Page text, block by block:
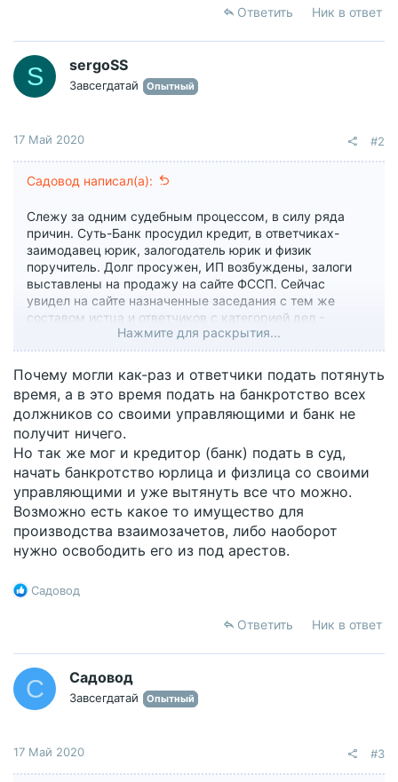
Ответить Ник в ответ
S sergoSS
Завсегдатай Опытный
17 Май 2020 #2
Садовод написал(а):
Слежу за одним судебным процессом, в силу ряда
причин. Суть-Банк просудил кредит, в ответчиках-
заимодавец юрик, залогодатель юрик и физик
поручитель. Долг просужен, ИП возбуждены, залоги
выставлены на продажу на сайте ФССП. Сейчас
увидел на сайте назначенные заседания с тем же
составом истца и ответчиков с категорией дел -
1."Заявление о приостановлении исполнительного
производства",-2. "Заявление об отсрочке или
способа и порядка исполнения решения суда".
Сомневаюсь что эти заявления подали ответчики,
скорее всего истец. Вопрос-а зачем ему это надо,
особенно 1-е заявление. И почему это надо делать
через суд а не напрямую через ФССП ?
Нажмите для раскрытия...
Почему могли как-раз и ответчики подать потянуть
время, а в это время подать на банкротство всех
должников со своими управляющими и банк не
получит ничего.
Но так же мог и кредитор (банк) подать в суд,
начать банкротство юрлица и физлица со своими
управляющими и уже вытянуть все что можно.
Возможно есть какое то имущество для
производства взаимозачетов, либо наоборот
нужно освободить его из под арестов.
Р
ц
и
и
:
Садовод
Ответить Ник в ответ
С Садовод
Завсегдатай Опытный
17 Май 2020 #3